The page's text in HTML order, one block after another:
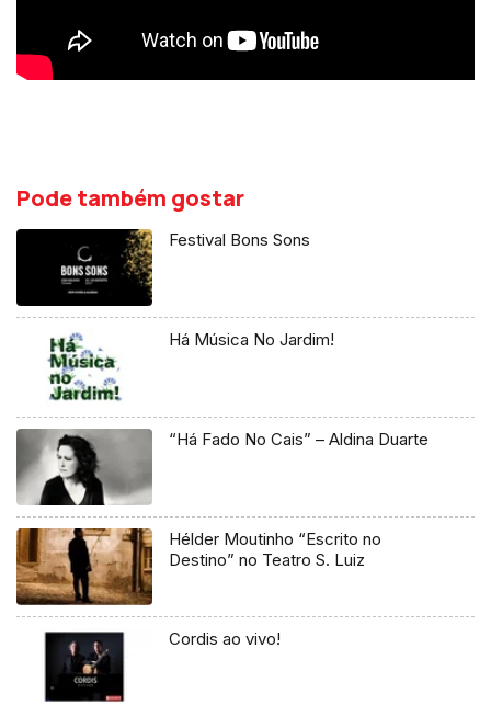
Pode também gostar
Festival Bons Sons
Há Música No Jardim!
“Há Fado No Cais” – Aldina Duarte
Hélder Moutinho “Escrito no
Destino” no Teatro S. Luiz
Cordis ao vivo!